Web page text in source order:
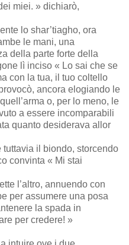
miei. » dichiarò,
lo shar’tiagho, ora
le mani, una
della parte forte della
lì inciso « Lo sai che se
con la tua, il tuo coltello
ancora elogiando le
o, per lo meno, le
a essere incomparabili
quanto desiderava allor
il biondo, storcendo
convinta « Mi stai
l’altro, annuendo con
per assumere una posa
la spada in
per credere! »